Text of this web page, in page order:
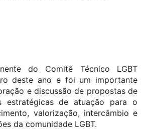
do Comitê Técnico LGBT
deste ano e foi um importante
e discussão de propostas de
estratégicas de atuação para o
valorização, intercâmbio e
da comunidade LGBT.